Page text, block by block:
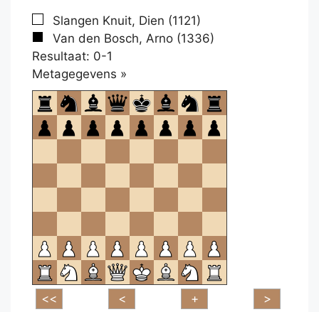
Slangen Knuit, Dien (1121)
Van den Bosch, Arno (1336)
Resultaat: 0-1
Metagegevens »
om
te
openen.